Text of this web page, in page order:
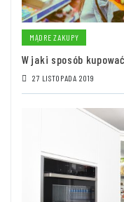
MĄDRE ZAKUPY
W jaki sposób
27 LISTOPADA 2019